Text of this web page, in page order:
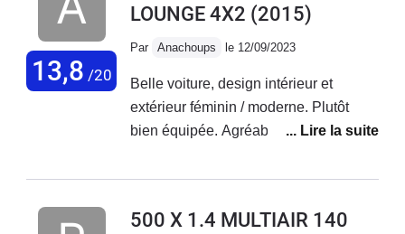
13,8 /20
LOUNGE 4X2 (2015)
Par Anachoups le 12/09/2023
Belle voiture, design intérieur et
extérieur féminin / moderne. Plutôt
bien équipée. Agréable à conduire sur
de route. Malheureusement aucune
voiture vieillit très mal, tout se met à
500 X 1.4 MULTIAIR 140